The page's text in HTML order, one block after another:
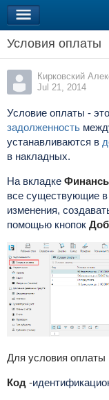
Условия оплаты
Кирковский
Jul 21, 2014
Условие оплаты -
задолженность
устанавливаются в
в накладных.
На вкладке
все существующие в
изменения,
помощью кнопок
Для условия оплаты
Код -